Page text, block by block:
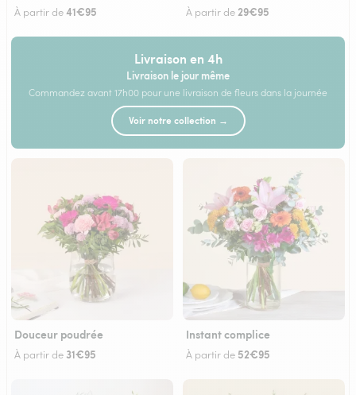
À partir de41€95 À partir de29€95
Livraison en 4h
Livraison le jour même
Commandez avant 17h00 pour une livraison de fleurs dans la journée
Voir notre collection →
Douceur poudrée
À partir de 31€95
Instant complice
À partir de 52€95